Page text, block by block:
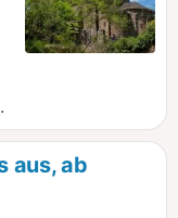
aus, ab